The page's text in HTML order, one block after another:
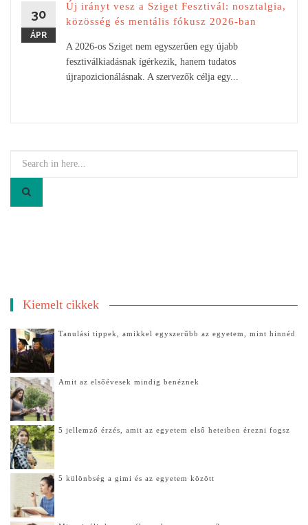
30
ÁPR
Új irányt vesz a Sziget Fesztivál: nosztalgia,
közösség és mentális fókusz 2026-ban
A 2026-os Sziget nem egyszerűen egy újabb
fesztiválkiadásnak ígérkezik, hanem tudatos
újrapozicionálásnak. A szervezők célja egy...
Kiemelt cikkek
Tanulási tippek, amikkel egyszerűbb az egyetem, mint hinnéd
Amit az elsőévesek mindig benéznek
5 jellemző érzés, amit az egyetem első heteiben érezni fogsz
5 különbség a gimi és az egyetem között